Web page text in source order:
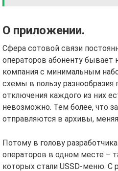
О приложении.
Сфера сотовой связи
операторов абоненту бывает
компания с минимальным
схемы в пользу
отключения каждого из них
невозможно. Тем более, что
отправляются в архивы,
Потому в голову
операторов в одном месте –
которых стали USSD-меню. С